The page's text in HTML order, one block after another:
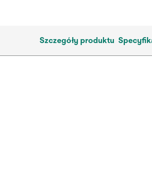
Szczegóły produktu